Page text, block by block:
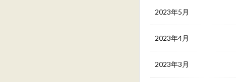
2023年5月
2023年4月
2023年3月